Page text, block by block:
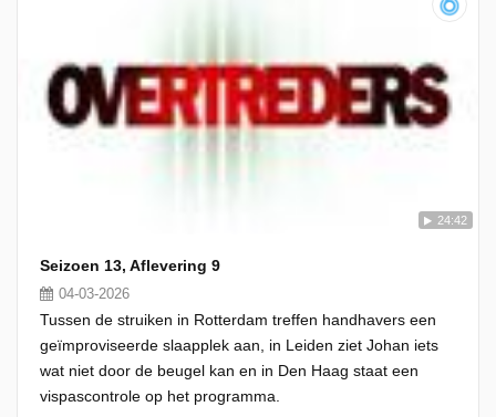
24:42
Seizoen 13, Aflevering 9
04-03-2026
Tussen de struiken in Rotterdam treffen handhavers een
geïmproviseerde slaapplek aan, in Leiden ziet Johan iets
wat niet door de beugel kan en in Den Haag staat een
vispascontrole op het programma.